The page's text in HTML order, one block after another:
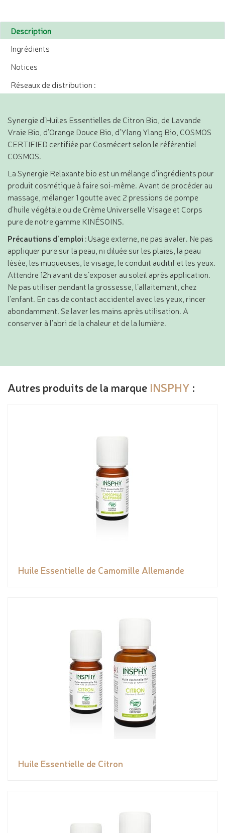
Description
Ingrédients
Notices
Réseaux de distribution :
Synergie d’Huiles Essentielles de Citron Bio, de Lavande
Vraie Bio, d’Orange Douce Bio, d’Ylang Ylang Bio, COSMOS
CERTIFIED certifiée par Cosmécert selon le référentiel
COSMOS.
La Synergie Relaxante bio est un mélange d’ingrédients pour
produit cosmétique à faire soi-même. Avant de procéder au
massage, mélanger 1 goutte avec 2 pressions de pompe
d’huile végétale ou de Crème Universelle Visage et Corps
pure de notre gamme KINÉSOINS.
Précautions d’emploi :Usage externe, ne pas avaler. Ne pas
appliquer pure sur la peau, ni diluée sur les plaies, la peau
lésée, les muqueuses, le visage, le conduit auditif et les yeux.
Attendre 12h avant de s’exposer au soleil après application.
Ne pas utiliser pendant la grossesse, l’allaitement, chez
l’enfant. En cas de contact accidentel avec les yeux, rincer
abondamment. Se laver les mains après utilisation. A
conserver à l’abri de la chaleur et de la lumière.
Autres produits de la marque INSPHY :
Huile Essentielle de Camomille Allemande
Huile Essentielle de Citron